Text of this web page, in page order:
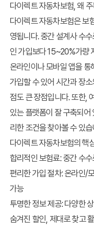
다이렉트 자동차보험, 왜
다이렉트 자동차보험은 보
영됩니다. 중간 설계사 수
인 가입보다 15~20%가량
온라인이나 모바일 앱을
가입할 수 있어 시간과 장
점도 큰 장점입니다. 또한,
있는 플랫폼이 잘 구축되
리한 조건을 찾아볼 수 있습
다이렉트 자동차보험의 핵
합리적인 보험료: 중간 수
편리한 가입 절차: 온라인/
가능
투명한 정보 제공: 다양한
숨겨진 할인, 제대로 찾고